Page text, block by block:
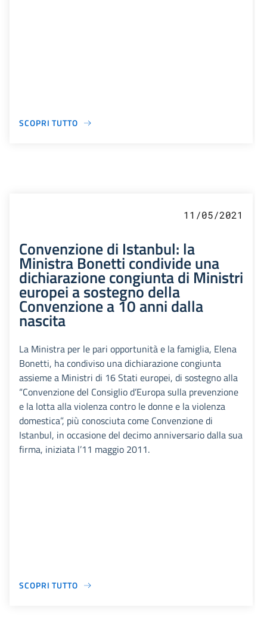
SCOPRI TUTTO
11/05/2021
Convenzione di Istanbul: la
Ministra Bonetti condivide una
dichiarazione congiunta di Ministri
europei a sostegno della
Convenzione a 10 anni dalla
nascita
La Ministra per le pari opportunità e la famiglia, Elena
Bonetti, ha condiviso una dichiarazione congiunta
assieme a Ministri di 16 Stati europei, di sostegno alla
“Convenzione del Consiglio d’Europa sulla prevenzione
e la lotta alla violenza contro le donne e la violenza
domestica”, più conosciuta come Convenzione di
Istanbul, in occasione del decimo anniversario dalla sua
firma, iniziata l’11 maggio 2011.
SCOPRI TUTTO